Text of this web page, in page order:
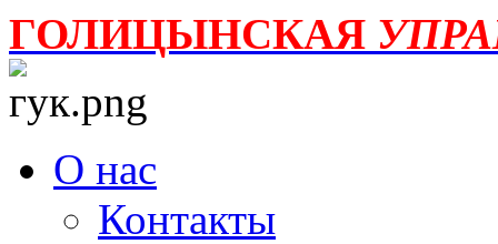
ГОЛИЦЫНСКАЯ
О нас
Контакты